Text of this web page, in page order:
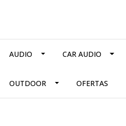
AUDIO CAR AUDIO
OUTDOOR OFERTAS